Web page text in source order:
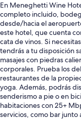
En Meneghetti Wine
completo incluido,
desde/hacia el
este hotel, que cuenta
cata de vinos. Si
tendrás a tu disposición
masajes con piedras
corporales. Prueba los
restaurantes de la
yoga. Además, podrás
senderismo a pie o en
habitaciones con 25+
servicios, como bar junto